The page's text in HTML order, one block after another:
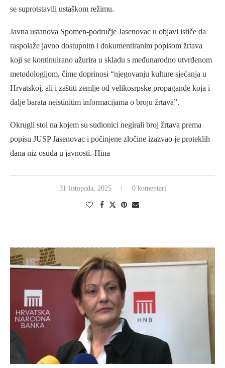
se suprotstavili ustaškom režimu.
Javna ustanova Spomen-područje Jasenovac u objavi ističe da
raspolaže javno dostupnim i dokumentiranim popisom žrtava
koji se kontinuirano ažurira u skladu s međunarodno utvrđenom
metodologijom, čime doprinosi “njegovanju kulture sjećanja u
Hrvatskoj, ali i zaštiti zemlje od velikosrpske propagande koja i
dalje barata neistinitim informacijama o broju žrtava”.
Okrugli stol na kojem su sudionici negirali broj žrtava prema
popisu JUSP Jasenovac i počinjene zločine izazvao je proteklih
dana niz osuda u javnosti.-Hina
31 listopada, 2025 0 komentari